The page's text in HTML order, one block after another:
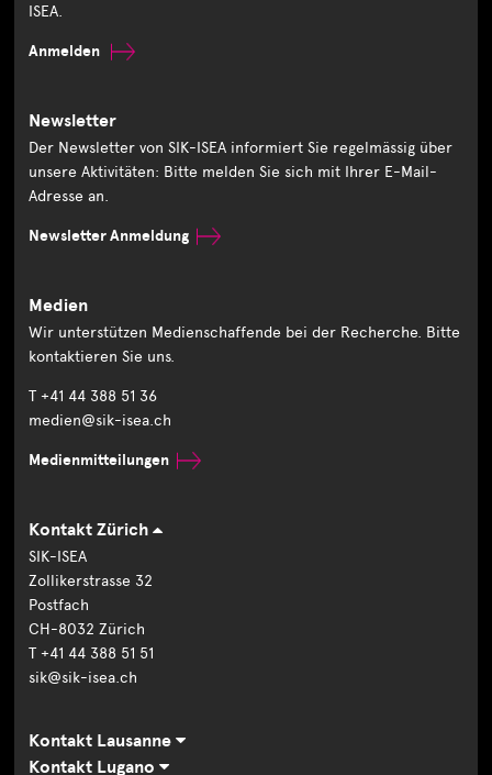
ISEA.
Anmelden
Newsletter
Der Newsletter von SIK-ISEA informiert Sie regelmässig über
unsere Aktivitäten: Bitte melden Sie sich mit Ihrer E-Mail-
Adresse an.
Newsletter Anmeldung
Medien
Wir unterstützen Medienschaffende bei der Recherche. Bitte
kontaktieren Sie uns.
T +41 44 388 51 36
medien@sik-isea.ch
Medienmitteilungen
Kontakt Zürich
SIK-ISEA
Zollikerstrasse 32
Postfach
CH-8032 Zürich
T +41 44 388 51 51
sik@sik-isea.ch
Kontakt Lausanne
Kontakt Lugano